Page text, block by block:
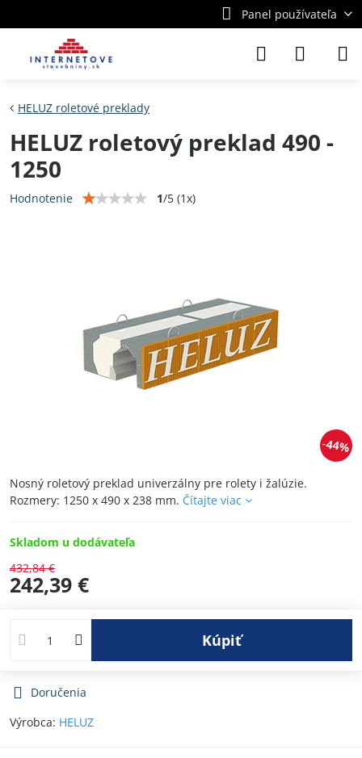
Panel používateľa
44%
HELUZ roletové preklady
HELUZ roletový preklad 490 -
1250
Hodnotenie 1/5 (1x)
Nosný roletový preklad univerzálny pre rolety i žalúzie.
Rozmery: 1250 x 490 x 238 mm. Čítajte viac
Skladom u dodávateľa
432,84 €
242,39 €
Kúpiť
Doručenia
Výrobca: HELUZ